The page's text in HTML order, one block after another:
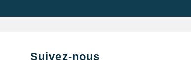
Suivez-nous